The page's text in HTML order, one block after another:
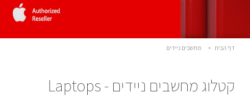
דף הבית > מחשבים ניידים
קטלוג מחשבים ניידים - Laptops